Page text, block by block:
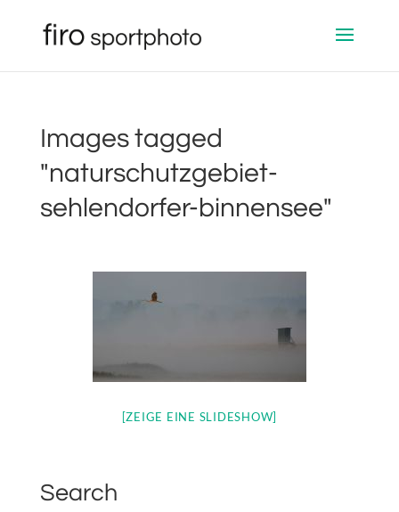
Images tagged
"naturschutzgebiet-
sehlendorfer-binnensee"
[ZEIGE EINE SLIDESHOW]
Search